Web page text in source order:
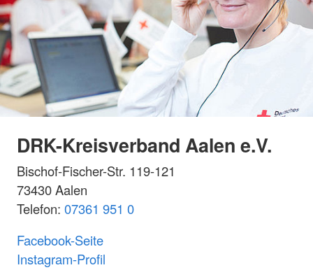
DRK-Kreisverband Aalen e.V.
Bischof-Fischer-Str. 119-121
73430 Aalen
Telefon: 07361 951 0
Facebook-Seite
Instagram-Profil